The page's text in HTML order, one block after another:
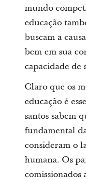
mundo
educação
buscam a
bem em sua
capacidade de
Claro que os
educação é
santos sabem
fundamental
consideram o
humana. Os
comissionados